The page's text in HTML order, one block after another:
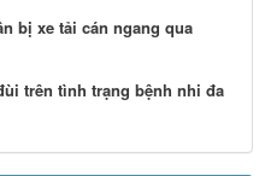
bị xe tải cán ngang qua
trên tình trạng bệnh nhi đa